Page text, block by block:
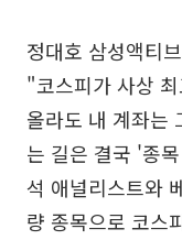
정대호 삼성액티
"코스피가 사상
올라도 내 계좌는
는 길은 결국 '종
석 애널리스트와
량 종목으로 코스